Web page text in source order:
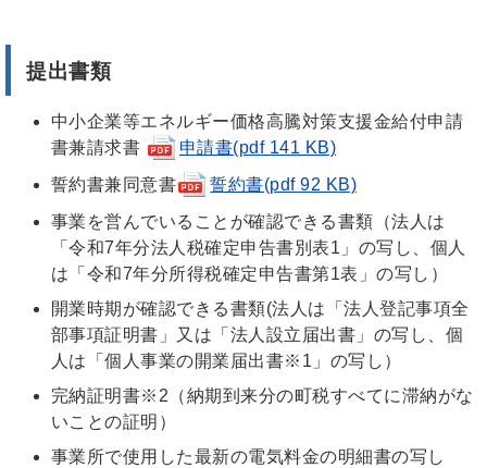
提出書類
中小企業等エネルギー価格高騰対策支援金給付申請
書兼請求書
申請書(pdf 141 KB)
誓約書兼同意書
誓約書(pdf 92 KB)
事業を営んでいることが確認できる書類 （法人は
「令和7年分法人税確定申告書別表1」の写し、個人
は「令和7年分所得税確定申告書第1表」の写し）
開業時期が確認できる書類(法人は「法人登記事項全
部事項証明書」又は「法人設立届出書」の写し、個
人は「個人事業の開業届出書※1」の写し）
完納証明書※2（納期到来分の町税すべてに滞納がな
いことの証明）
事業所で使用した最新の電気料金の明細書の写し